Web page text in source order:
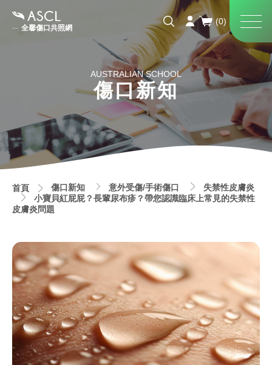
全馨傷口共照網
AUSTRALIAN SCHOOL
傷口新知
首頁 傷口新知 意外受傷/手術傷口
失禁性皮膚炎
小寶貝紅屁屁？長輩尿布疹？帶您認識臨床上常見的失禁性
皮膚炎問題